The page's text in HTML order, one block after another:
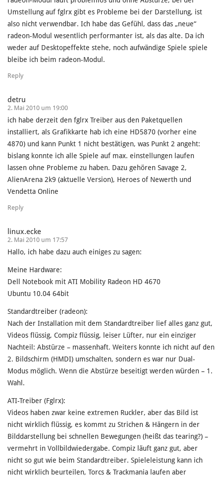
Umstellung auf fglrx gibt es Probleme bei der Darstellung, ist
also nicht verwendbar. Ich habe das Gefühl, dass das „neue“
radeon-Modul wesentlich performanter ist, als das alte. Da ich
weder auf Desktopeffekte stehe, noch aufwändige Spiele spiele
bleibe ich beim radeon-Modul.
Reply
detru
2. Mai 2010 um 19:00
ich habe derzeit den fglrx Treiber aus den Paketquellen
installiert, als Grafikkarte hab ich eine HD5870 (vorher eine
4870) und kann Punkt 1 nicht bestätigen, was Punkt 2 angeht:
bislang konnte ich alle Spiele auf max. einstellungen laufen
lassen ohne Probleme zu haben. Dazu gehören Savage 2,
AlienArena 2k9 (aktuelle Version), Heroes of Newerth und
Vendetta Online
Reply
linux.ecke
2. Mai 2010 um 17:57
Hallo, ich habe dazu auch einiges zu sagen:
Meine Hardware:
Dell Notebook mit ATI Mobility Radeon HD 4670
Ubuntu 10.04 64bit
Standardtreiber (radeon):
Nach der Installation mit dem Standardtreiber lief alles ganz gut,
Videos flüssig, Compiz flüssig, leiser Lüfter, nur ein einziger
Nachteil: Abstürze – massenhaft. Weiters konnte ich nicht auf den
2. Bildschirm (HMDI) umschalten, sondern es war nur Dual-
Modus möglich. Wenn die Abstürze beseitigt werden würden – 1.
Wahl.
ATI-Treiber (Fglrx):
Videos haben zwar keine extremen Ruckler, aber das Bild ist
nicht wirklich flüssig, es kommt zu Strichen & Hängern in der
Bilddarstellung bei schnellen Bewegungen (heißt das tearing?) –
vermehrt in Vollbildwiedergabe. Compiz läuft ganz gut, aber
nicht so gut wie beim Standardtreiber. Spieleleistung kann ich
nicht wirklich beurteilen, Torcs & Trackmania laufen aber